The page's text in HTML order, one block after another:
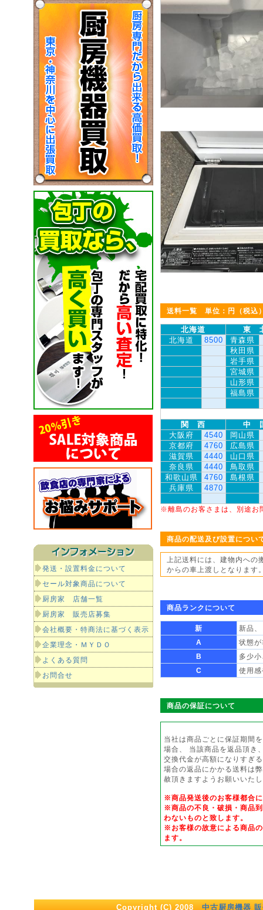
発送・設置料金について
セール対象商品について
厨房家 店舗一覧
厨房家 販売店募集
会社概要・特商法に基づく表示
企業理念・ＭＹＤＯ
よくある質問
お問合せ
送料一覧 単位：円（税込
北海道
東
北海道
8500 青森県
秋田県
岩手県
宮城県
山形県
福島県
関 西
中
大阪府
4540 岡山県
京都府
4760 広島県
滋賀県
4440 山口県
奈良県
4440 鳥取県
和歌山県
4760 島根県
兵庫県
4870
※離島のお客さまは、別途お
商品の配送及び設置につい
上記送料には、建物内へ
からの車上渡しとなります
商品ランクについて
新
新品
A
状態
B
多少
C
使用
商品の保証について
当社は商品ごとに保証期間
場合、 当該商品を返品頂き
交換代金が高額になりすぎ
場合の返品にかかる送料は
赦頂きますようお願いいた
※商品発送後のお客様都合
※商品の不良・破損・商品
わないものと致します。
※お客様の故意による商品
ます。
Copyright (C) 2008 中古厨房機器